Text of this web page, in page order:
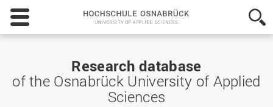
Hochschule
Osnabrück
-
Sciences
Research database
of the Osnabrück University of Applied
Sciences